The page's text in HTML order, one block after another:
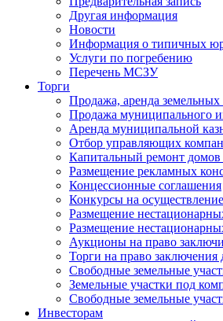
Другая информация
Новости
Информация о типичных
Услуги по погребению
Перечень МСЗУ
Торги
Продажа, аренда земельных
Продажа муниципального
Аренда муниципальной
Отбор управляющих
Капитальный ремонт
Размещение рекламных
Концессионные соглашения
Конкурсы на
Размещение
Размещение
Аукционы на право
Торги на право заключения
Свободные земельные
Земельные участки под
Свободные земельные
Инвесторам